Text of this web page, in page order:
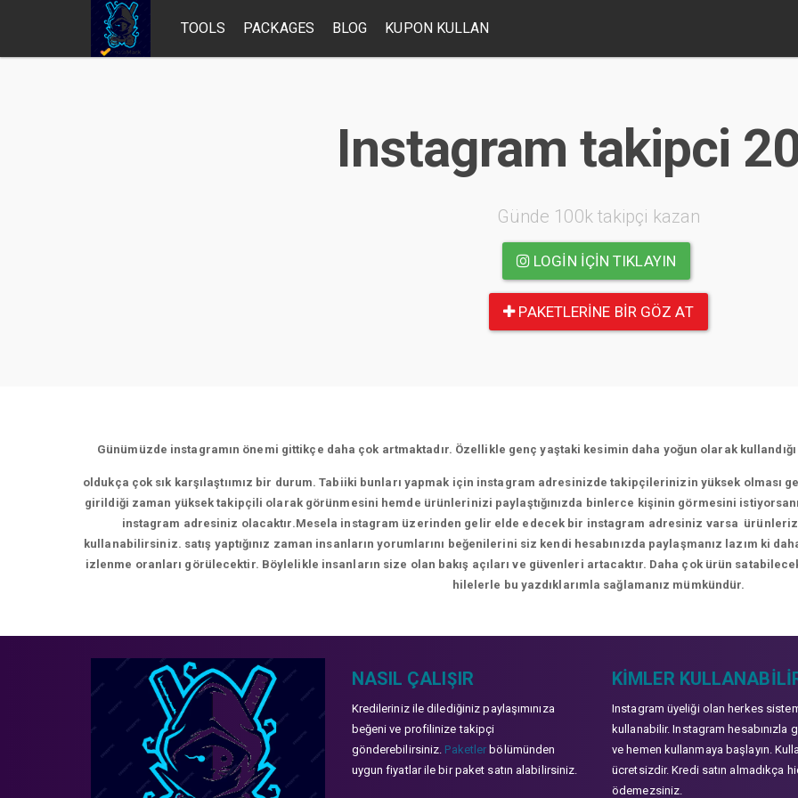
TOOLS PACKAGES BLOG KUPON KULLAN
Instagram takipci
Günde 100k takipçi kazan
LOGIN IÇIN TIKLAYIN
PAKETLERINE BIR GÖZ AT
Günümüzde instagramın önemi gittikçe daha çok artmaktadır. Özellikle genç yaştaki kesimin daha yoğun olarak
oldukça çok sık karşılaştıımız bir durum. Tabiiki bunları yapmak için instagram adresinizde takipçilerinizin yüksek
girildiği zaman yüksek takipçili olarak görünmesini hemde ürünlerinizi paylaştığınızda binlerce kişinin görmesini
instagram adresiniz olacaktır.Mesela instagram üzerinden gelir elde edecek bir instagram adresiniz varsa
kullanabilirsiniz. satış yaptığınız zaman insanların yorumlarını beğenilerini siz kendi hesabınızda paylaşmanız lazım ki
izlenme oranları görülecektir. Böylelikle insanların size olan bakış açıları ve güvenleri artacaktır. Daha çok ürün
hilelerle bu yazdıklarımla sağlamanız mümkündür.
NASIL ÇALIŞIR
Kredileriniz ile dilediğiniz paylaşımınıza
beğeni ve profilinize takipçi
gönderebilirsiniz. Paketler bölümünden
uygun fiyatlar ile bir paket satın alabilirsiniz.
KIMLER
Instagram üyeliği olan herkes
kullanabilir. Instagram hesabınızla
ve hemen kullanmaya başlayın.
ücretsizdir. Kredi satın almadıkça
ödemezsiniz.